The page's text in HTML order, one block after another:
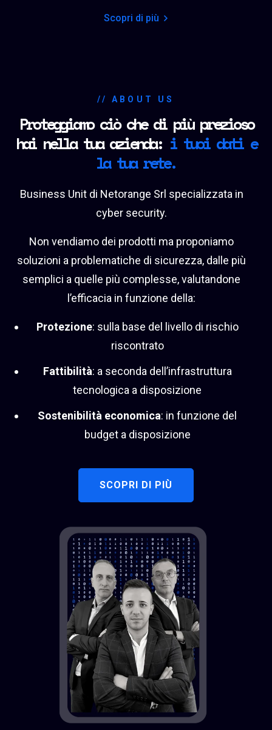
Scopri di più
// ABOUT US
Proteggiamo ciò che di più prezioso
hai nella tua azienda: i tuoi dati e
la tua rete.
Business Unit di Netorange Srl specializzata in
cyber security.
Non vendiamo dei prodotti ma proponiamo
soluzioni a problematiche di sicurezza, dalle più
semplici a quelle più complesse, valutandone
l’efficacia in funzione della:
Protezione: sulla base del livello di rischio
riscontrato
Fattibilità: a seconda dell’infrastruttura
tecnologica a disposizione
Sostenibilità economica: in funzione del
budget a disposizione
SCOPRI DI PIÙ